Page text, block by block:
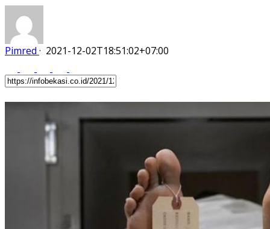
Pimred · 2021-12-02T18:51:02+07:00